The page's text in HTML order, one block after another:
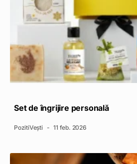
Set de îngrijire personală
PozitiVești 11 feb. 2026